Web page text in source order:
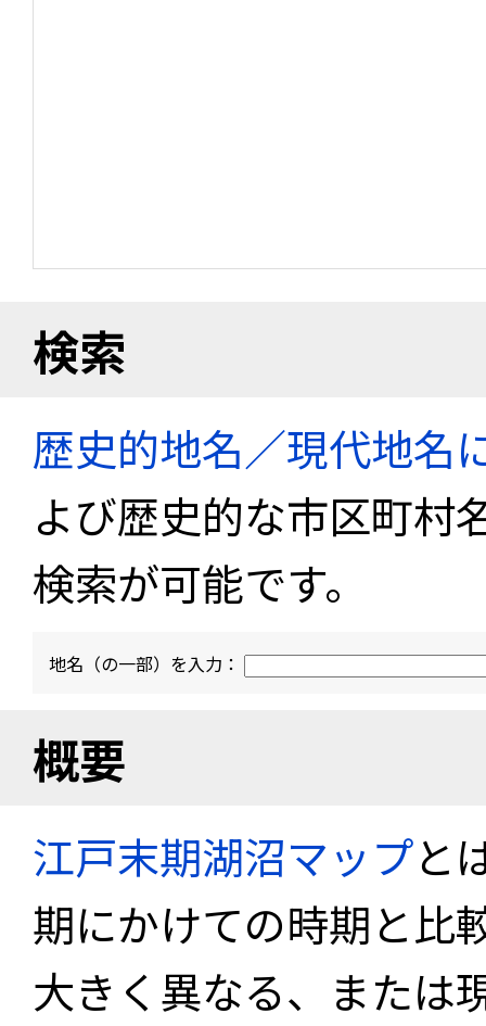
検索
歴史的地名／現代地名
よび歴史的な市区町村
検索が可能です。
地名（の一部）を入力：
概要
江戸末期湖沼マップと
期にかけての時期と比
大きく異なる、または